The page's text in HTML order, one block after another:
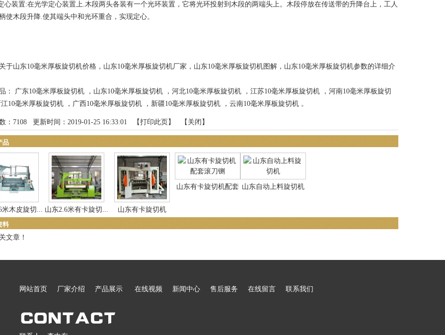
心装置:在光学定心装置上.木段两头各装有一个光环装置，它将光环投射到木段的两端头上。木段停放在传送带的升降台上，工人
使木段升降.使其端头中和光环重合，实现定心。
于山东10毫米厚板旋切机价格，山东10毫米厚板旋切机厂家，山东10毫米厚板旋切机图解，山东10毫米厚板旋切机参数的详细介
： 广东10毫米厚板旋切机 ， 山东10毫米厚板旋切机 ，河北10毫米厚板旋切机 ，江苏10毫米厚板旋切机 ，河南10毫米厚板旋切
10毫米厚板旋切机 ， 广西10毫米厚板旋切机 ， 新疆10毫米厚板旋切机 ，云南10毫米厚板旋切机 。
： 7108 更新时间：2019-01-25 16:33:01 【打印此页 】 【 关闭 】
品
米木皮旋切... 山东2.6米有卡旋切... 山东有卡旋切机
山东有卡旋切机配套 山东自动上料旋切机
料
文章！
网站首页 厂家介绍 产品展示 在线视频 新闻中心 售后服务 在线留言 联系我们